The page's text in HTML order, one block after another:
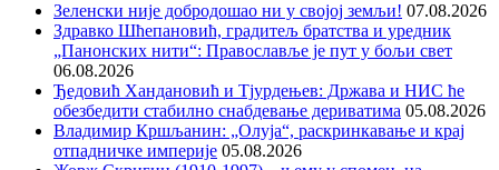
Зеленски није добродошао ни у својој земљи! 07.08.2026
Здравко Шћепановић, градитељ братства и уредник
„Панонских нити“: Православље је пут у бољи свет
06.08.2026
Ђедовић Хандановић и Тјурдењев: Држава и НИС ће
обезбедити стабилно снабдевање дериватима 05.08.2026
Владимир Кршљанин: „Олуја“, раскринкавање и крај
отпадничке империје 05.08.2026